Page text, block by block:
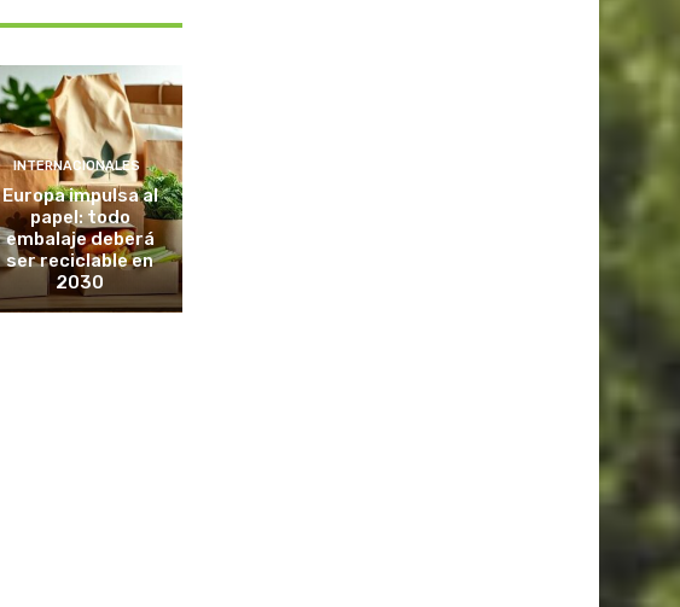
INTERNACIONALES
Europa impulsa al
papel: todo
embalaje deberá
ser reciclable en
2030